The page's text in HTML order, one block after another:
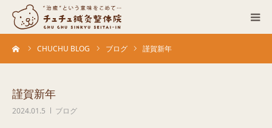
CHUCHU BLOG ブログ 謹賀新年
謹賀新年
2024.01.5 ブログ
当院について